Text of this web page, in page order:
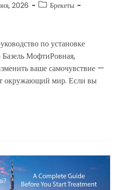
2026
Брекеты
по установке
МофтиРовная,
ваше самочувствие —
окружающий мир. Если вы